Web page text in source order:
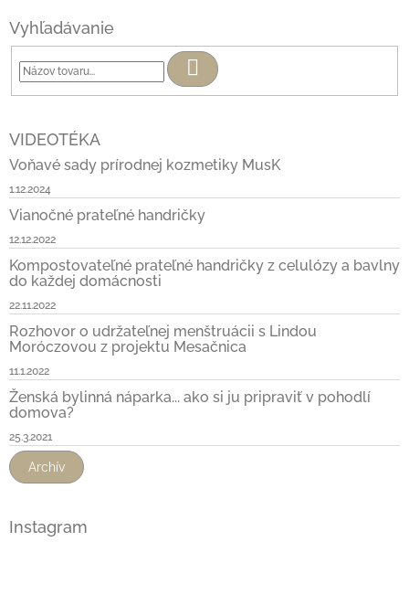
Vyhľadávanie
Hľadať
VIDEOTÉKA
Voňavé sady prírodnej kozmetiky MusK
1.12.2024
Vianočné prateľné handričky
12.12.2022
Kompostovateľné prateľné handričky z celulózy a bavlny
do každej domácnosti
22.11.2022
Rozhovor o udržateľnej menštruácii s Lindou
Moróczovou z projektu Mesačnica
11.1.2022
Ženská bylinná náparka... ako si ju pripraviť v pohodlí
domova?
25.3.2021
Archív
Instagram